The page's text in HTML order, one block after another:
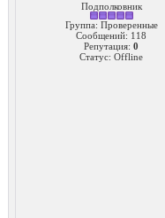
Подполковник
Группа: Проверенные
Сообщений: 118
Репутация: 0
Статус: Offline